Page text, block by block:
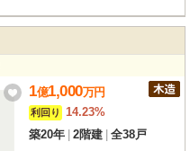
1億1,000万円
利回り
14.23%
築20年 2階建 全38戸